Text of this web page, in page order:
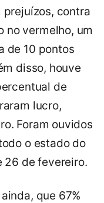
prejuízos, contra
no vermelho, um
de 10 pontos
disso, houve
de
lucro,
Foram ouvidos
o estado do
26 de fevereiro.
que 67%